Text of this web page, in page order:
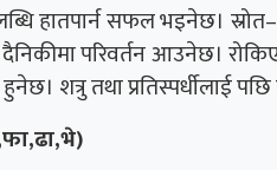
हातपार्न सफल भइनेछ।
परिवर्तन आउनेछ।
शत्रु तथा प्रतिस्पर्धीलाई